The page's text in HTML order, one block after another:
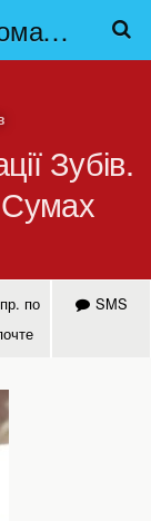
Стоматолог Сумы, стоматологические клиники Сумы, детская стоматология в Сумах. | Частная стоматология Сумы
Зубів.
Сумах
по
SMS